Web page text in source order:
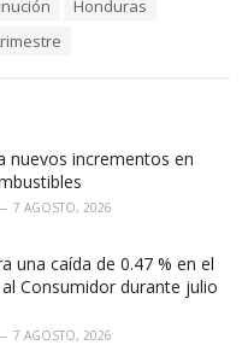
Honduras
nuevos incrementos en
7 AGOSTO, 2026
una caída de 0.47 % en el
Consumidor durante julio
7 AGOSTO, 2026